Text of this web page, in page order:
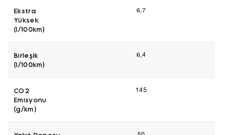
Ekstra
Yüksek
(l/100km)
6,7
Birleşik
(l/100km)
6,4
CO2
Emisyonu
(g/km)
145